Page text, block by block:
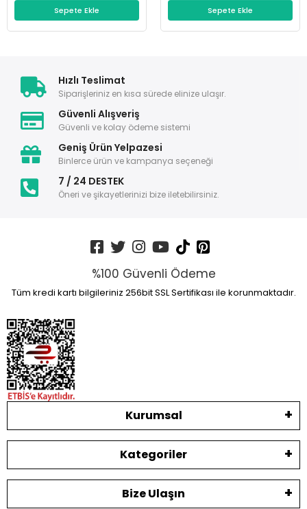
Sepete Ekle Sepete Ekle
Hızlı Teslimat
Siparişleriniz en kısa sürede elinize ulaşır.
Güvenli Alışveriş
Güvenli ve kolay ödeme sistemi
Geniş Ürün Yelpazesi
Binlerce ürün ve kampanya seçeneği
7 / 24 DESTEK
Öneri ve şikayetlerinizi bize iletebilirsiniz.
%100 Güvenli Ödeme
Tüm kredi kartı bilgileriniz 256bit SSL Sertifikası ile korunmaktadır.
Kurumsal
Kategoriler
Bize Ulaşın